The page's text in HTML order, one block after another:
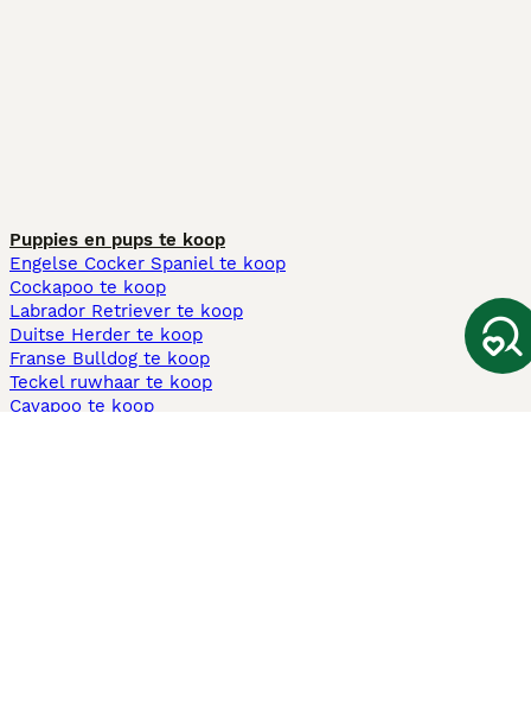
Puppies en pups te koop
Engelse Cocker Spaniel te koop
Cockapoo te koop
Labrador Retriever te koop
Duitse Herder te koop
Franse Bulldog te koop
Teckel ruwhaar te koop
Cavapoo te koop